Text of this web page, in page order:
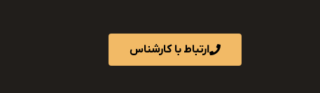
ارتباط با کارشناس